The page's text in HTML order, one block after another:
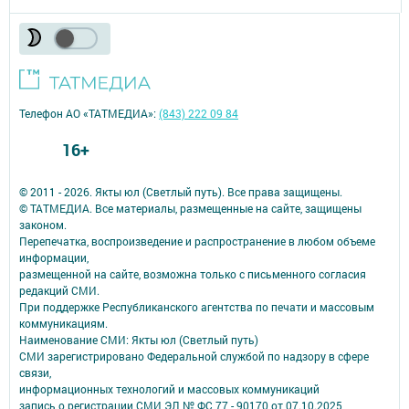
© 2011 - 2026. Якты юл (Светлый путь). Все права защищены.
© ТАТМЕДИА. Все материалы, размещенные на сайте, защищены
законом.
Перепечатка, воспроизведение и распространение в любом объеме
информации,
размещенной на сайте, возможна только с письменного согласия
редакций СМИ.
При поддержке Республиканского агентства по печати и массовым
коммуникациям.
Наименование СМИ: Якты юл (Светлый путь)
СМИ зарегистрировано Федеральной службой по надзору в сфере
связи,
информационных технологий и массовых коммуникаций
запись о регистрации СМИ ЭЛ № ФС 77 - 90170 от 07.10.2025
Телефон АО «ТАТМЕДИА»:(843) 222 09 84
16+